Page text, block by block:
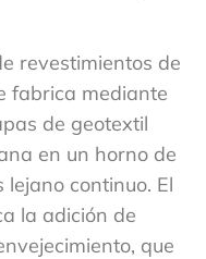
revestimientos de
fabrica mediante
de geotextil
en un horno de
continuo. El
la adición de
que